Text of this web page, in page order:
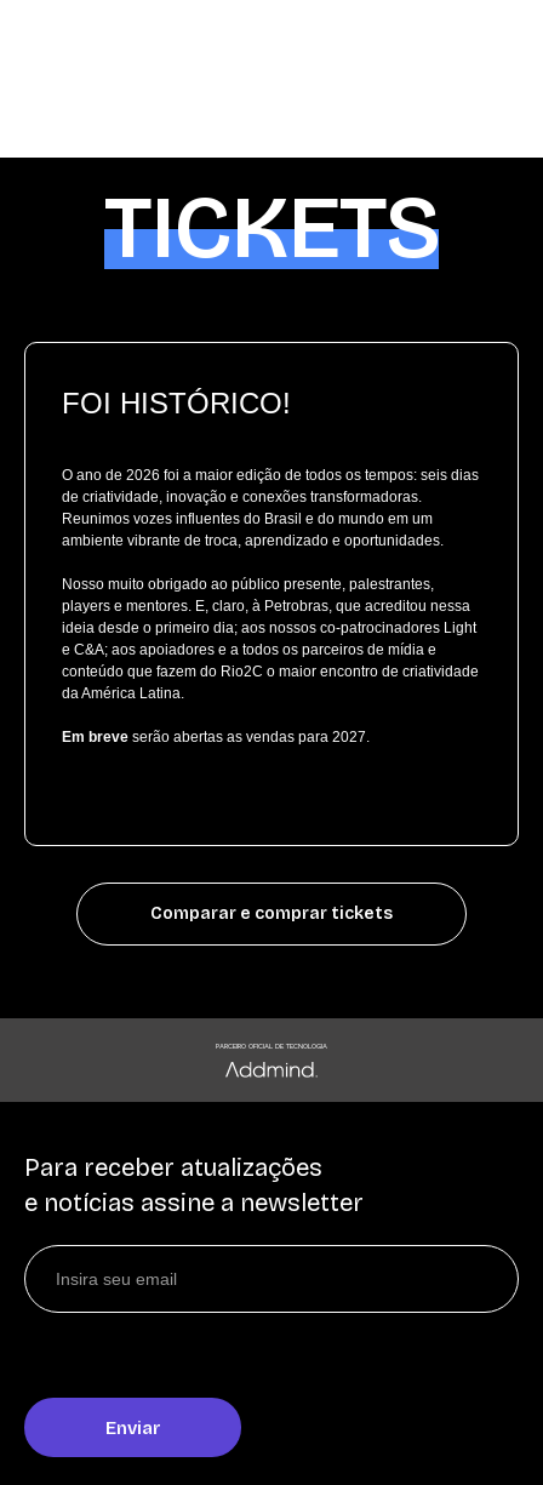
TICKETS
FOI HISTÓRICO!
O ano de 2026 foi a maior edição de todos os tempos: seis dias
de criatividade, inovação e conexões transformadoras.
Reunimos vozes influentes do Brasil e do mundo em um
ambiente vibrante de troca, aprendizado e oportunidades.
Nosso muito obrigado ao público presente, palestrantes,
players e mentores. E, claro, à Petrobras, que acreditou nessa
ideia desde o primeiro dia; aos nossos co-patrocinadores Light
e C&A; aos apoiadores e a todos os parceiros de mídia e
conteúdo que fazem do Rio2C o maior encontro de criatividade
da América Latina.
Em breve serão abertas as vendas para 2027.
Comparar e comprar tickets
PARCEIRO OFICIAL DE TECNOLOGIA
Para receber atualizações
e notícias assine a newsletter